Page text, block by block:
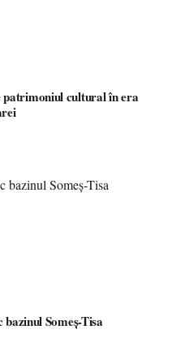
patrimoniul cultural în era
Someș-Tisa